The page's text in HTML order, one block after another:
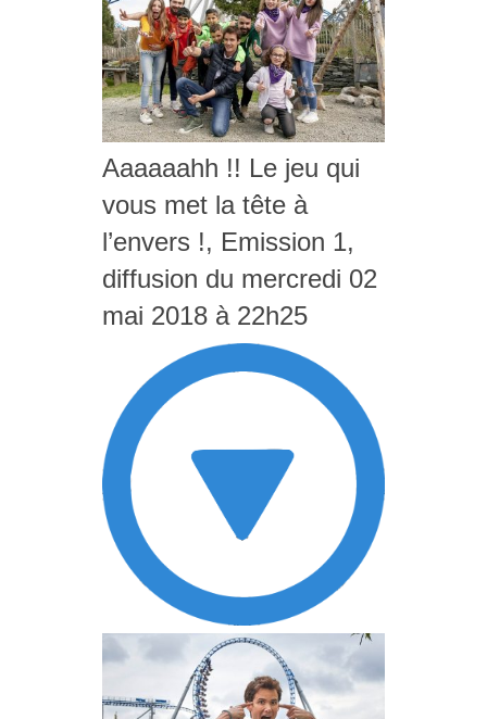
Aaaaaahh !! Le jeu qui
vous met la tête à
l’envers !, Emission 1,
diffusion du mercredi 02
mai 2018 à 22h25